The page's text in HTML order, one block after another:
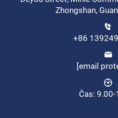
Zhongshan,
+86
[email
Čas: